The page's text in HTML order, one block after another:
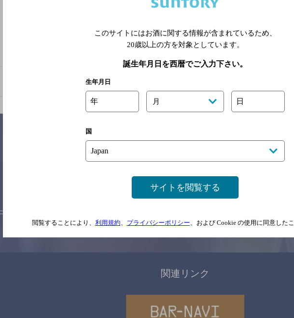
※店舗によりハイボール取り扱い銘
ご意見・ご感想
ーや営業時間などの掲載情報については、 念のためお店にご確
関連リンク
このサイトにはお酒に関する情報が含まれているため、
20歳以上の方を対象としています。
誕生年月日を西暦でご入力下さい。
生年月日
年 月 日
国
サイトを閲覧する
閲覧することにより、 利用規約、 プライバシーポリシー、および Cookie の使用に同意した